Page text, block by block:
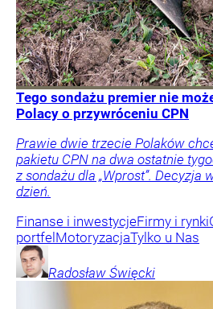
Tego sondażu premier nie
Polacy o przywróceniu CPN
Prawie dwie trzecie Polaków
pakietu CPN na dwa ostatnie
z sondażu dla „Wprost”. Decyzja
dzień.
Finanse i inwestycjeFirmy i rynki
portfelMotoryzacjaTylko u Nas
Radosław Święcki